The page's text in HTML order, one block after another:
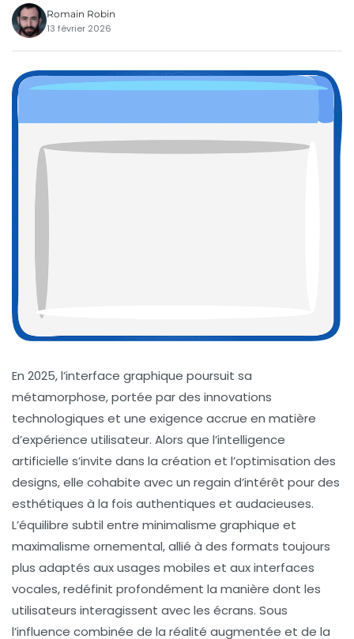
Romain Robin
13 février 2026
En 2025, l’interface graphique poursuit sa
métamorphose, portée par des innovations
technologiques et une exigence accrue en matière
d’expérience utilisateur. Alors que l’intelligence
artificielle s’invite dans la création et l’optimisation des
designs, elle cohabite avec un regain d’intérêt pour des
esthétiques à la fois authentiques et audacieuses.
L’équilibre subtil entre minimalisme graphique et
maximalisme ornemental, allié à des formats toujours
plus adaptés aux usages mobiles et aux interfaces
vocales, redéfinit profondément la manière dont les
utilisateurs interagissent avec les écrans. Sous
l’influence combinée de la réalité augmentée et de la